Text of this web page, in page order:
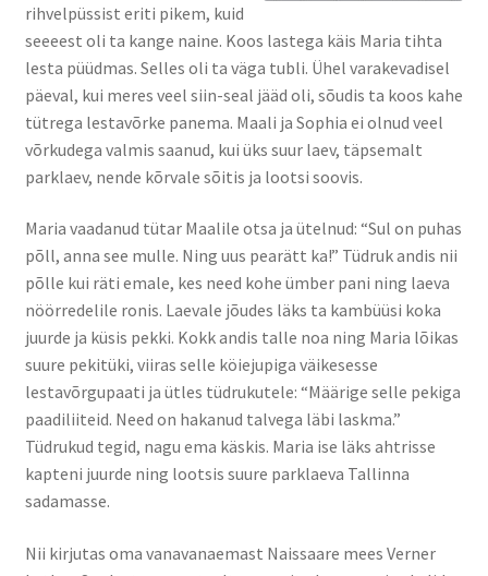
Naissaare sadama ajalugu
Navigatsiooni info
Sadama galerii
Saun kaminaruumiga
Saunamaja
Tegevused
Dresiinisõidud
Ekskursioonid
Jalgsimatk
rihvelpüssist eriti pikem, kuid
seeeest oli ta kange naine. Koos lastega käis Maria tihta
lesta püüdmas. Selles oli ta väga tubli. Ühel varakevadisel
päeval, kui meres veel siin-seal jääd oli, sõudis ta koos kahe
tütrega lestavõrke panema. Maali ja Sophia ei olnud veel
võrkudega valmis saanud, kui üks suur laev, täpsemalt
parklaev, nende kõrvale sõitis ja lootsi soovis.
Maria vaadanud tütar Maalile otsa ja ütelnud: “Sul on puhas
põll, anna see mulle. Ning uus pearätt ka!” Tüdruk andis nii
põlle kui räti emale, kes need kohe ümber pani ning laeva
nöörredelile ronis. Laevale jõudes läks ta kambüüsi koka
juurde ja küsis pekki. Kokk andis talle noa ning Maria lõikas
suure pekitüki, viiras selle köiejupiga väikesesse
lestavõrgupaati ja ütles tüdrukutele: “Määrige selle pekiga
paadiliiteid. Need on hakanud talvega läbi laskma.”
Tüdrukud tegid, nagu ema käskis. Maria ise läks ahtrisse
kapteni juurde ning lootsis suure parklaeva Tallinna
sadamasse.
Nii kirjutas oma vanavanaemast Naissaare mees Verner